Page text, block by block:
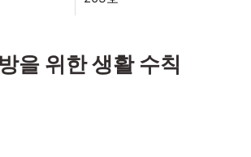
을 위한 생활 수칙